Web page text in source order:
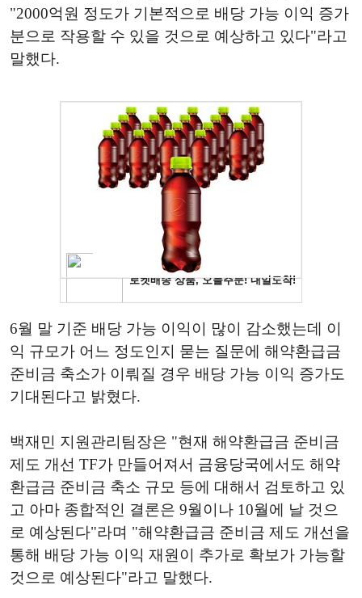
"2000억원 정도가 기본적으로 배당 가능 이익 증가
분으로 작용할 수 있을 것으로 예상하고 있다"라고
말했다.
6월 말 기준 배당 가능 이익이 많이 감소했는데 이
익 규모가 어느 정도인지 묻는 질문에 해약환급금
준비금 축소가 이뤄질 경우 배당 가능 이익 증가도
기대된다고 밝혔다.
백재민 지원관리팀장은 "현재 해약환급금 준비금
제도 개선 TF가 만들어져서 금융당국에서도 해약
환급금 준비금 축소 규모 등에 대해서 검토하고 있
고 아마 종합적인 결론은 9월이나 10월에 날 것으
로 예상된다"라며 "해약환급금 준비금 제도 개선을
통해 배당 가능 이익 재원이 추가로 확보가 가능할
것으로 예상된다"라고 말했다.